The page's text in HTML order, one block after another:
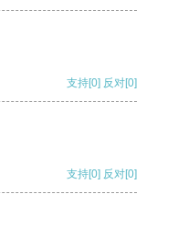
支持[0] 反对[0]
支持[0] 反对[0]